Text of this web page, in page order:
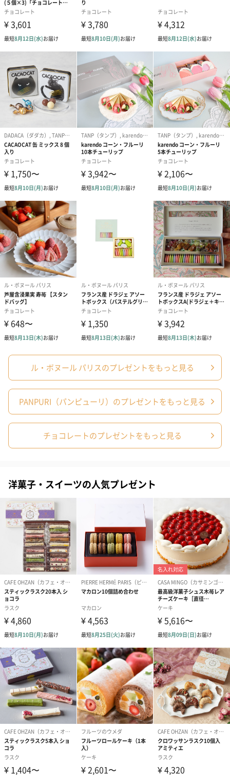
肌を落ち着かせたい方におすすめです。
乾燥した手肌や爪に、透明感と潤いを与えます。気持ちを整え、
生き生きとフレッシュな気持ちを与えてくれるレモングラスのフ
レッシュな香り。心のバランスを取り戻したい方に。
■ 香り：レモングラス＋マンダリン（インドシンの香り）
■ 気持ち：気持ちのバランスを整え、生き生きとフレッシュな気
分へ
■ 仕上がり：手や爪の乾燥トラブルを落ち着かせ、透明感と潤い
に満ちた手肌へ
RV（ローズ）
米発酵エキス・日本酒発酵エキス・オーガニックザクロ種子油を
ブレンド。皮膚へスムーズになじみ、べたつかないテクスチャ
ー。若々しく弾力のある手肌がほしい方におすすめです。
疲れた手や爪に若々しさとハリを与えます。華やかな気分へ導く
ローズアブソリュートの香り。五感にアプローチし、心を解きほ
ぐし、癒してくれるローズの香り。
■香り：華やかなローズアブソリュートの香り
■気持ち：五感にアプローチし、心を解きほぐし、癒す香り
■仕上がり：若々しく、ハリのある手肌へ
ご使用方法
適量を清潔な手に取り、手全体と爪をマッサージするようになじ
ませてください。
2003年にタイで誕生。タイの伝統的な癒やしのアプローチとクリ
エイティブな発想から生まれる、多様な香りをお届けするブラン
ド。心と体、内面の健康と外面の美しさ。この切っても切れない
関係へのホリスティック（包括的）なアプローチをご提案してい
ます。
専用BOXをダンボールに梱包してお届け
※包装紙は有料オプションです。
※配送用ダンボールのデザインは、画像と異なる場合がございま
す。
全成分表記
ハンド＆ネイルクリーム
キャラッセル
【原材料】
ル・ボヌール パリスのプレゼントをもっと見る
PANPURI（パンピューリ）のプレゼントをもっと見る
チョコレートのプレゼントをもっと見る
洋菓子・スイーツの人気プレゼント